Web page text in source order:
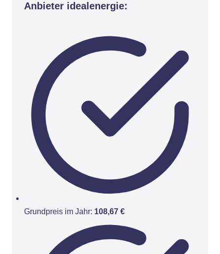
Anbieter idealenergie:
Grundpreis im Jahr: 108,67 €